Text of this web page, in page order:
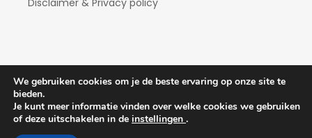
Disclaimer & Privacy policy
Copyright Hotelaanbiedingen 2026| Theme by
ThemeinProgress | Proudly powered by WordPress
We gebruiken cookies om je de beste ervaring op onze site te
bieden.
Je kunt meer informatie vinden over welke cookies we gebruiken
of deze uitschakelen in de instellingen .